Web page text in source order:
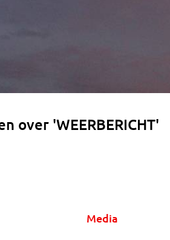
over 'WEERBERICHT'
Media